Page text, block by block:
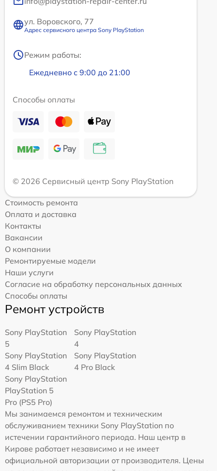
ул. Воровского, 77
Адрес сервисного центра Sony PlayStation
Режим работы:
Ежедневно с 9:00 до 21:00
Способы оплаты
© 2026 Сервисный центр Sony PlayStation
Стоимость ремонта
Оплата и доставка
Контакты
Вакансии
О компании
Ремонтируемые модели
Наши услуги
Согласие на обработку персональных данных
Способы оплаты
Ремонт устройств
Sony PlayStation
5
Sony PlayStation
4
Sony PlayStation
4 Slim Black
Sony PlayStation
4 Pro Black
Sony PlayStation
PlayStation 5
Pro (PS5 Pro)
Мы занимаемся ремонтом и техническим
обслуживанием техники Sony PlayStation по
истечении гарантийного периода. Наш центр в
Кирове работает независимо и не имеет
официальной авторизации от производителя. Цены